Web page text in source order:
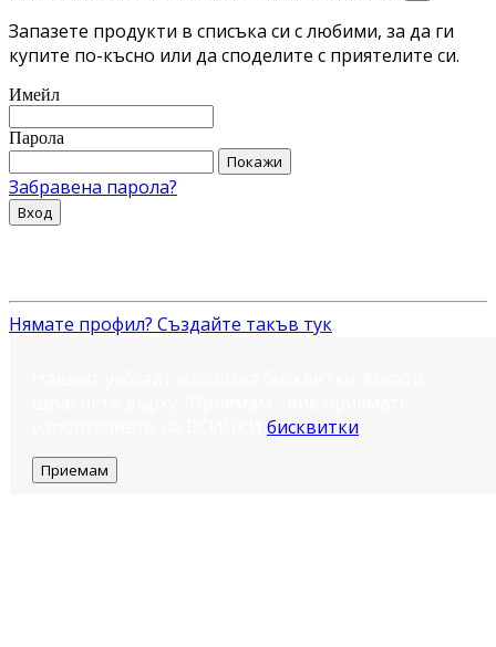
Запазете продукти в списъка си с любими, за да ги
купите по-късно или да споделите с приятелите си.
Имейл
Парола
Покажи
Забравена парола?
Вход
Нямате профил? Създайте такъв тук
бисквитки
Приемам